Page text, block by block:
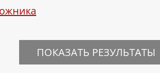
ПОКАЗАТЬ РЕЗУЛЬТАТЫ